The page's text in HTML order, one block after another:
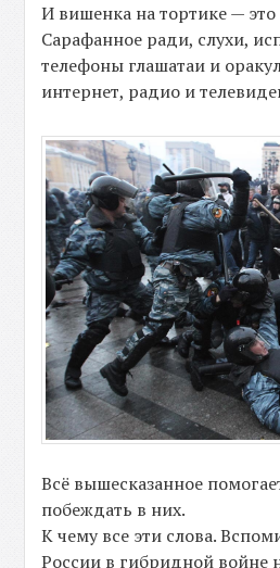
И вишенка на тортике —
Сарафанное ради, слухи,
телефоны глашатаи и
интернет, радио и
Всё вышесказанное
побеждать в них.
К чему все эти слова.
России в гибридной войне